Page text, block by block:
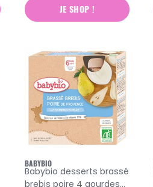
JE SHOP !
BABYBIO
Babybio desserts brassé
brebis poire 4 gourdes